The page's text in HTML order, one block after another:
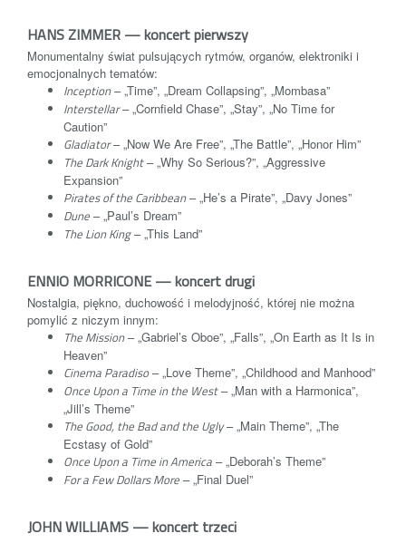
HANS ZIMMER — koncert pierwszy
Monumentalny świat pulsujących rytmów, organów, elektroniki i
emocjonalnych tematów:
Inception– „Time”, „Dream Collapsing”, „Mombasa”
Interstellar– „Cornfield Chase”, „Stay”, „No Time for
Caution”
Gladiator– „Now We Are Free”, „The Battle”, „Honor Him”
The Dark Knight– „Why So Serious?”, „Aggressive
Expansion”
Pirates of the Caribbean– „He’s a Pirate”, „Davy Jones”
Dune – „Paul’s Dream”
The Lion King– „This Land”
ENNIO MORRICONE — koncert drugi
Nostalgia, piękno, duchowość i melodyjność, której nie można
pomylić z niczym innym:
The Mission– „Gabriel’s Oboe”, „Falls”, „On Earth as It Is in
Heaven”
Cinema Paradiso– „Love Theme”, „Childhood and Manhood”
Once Upon a Time in the West– „Man with a Harmonica”,
„Jill’s Theme”
The Good, the Bad and the Ugly– „Main Theme”, „The
Ecstasy of Gold”
Once Upon a Time in America – „Deborah’s Theme”
For a Few Dollars More – „Final Duel”
JOHN WILLIAMS — koncert trzeci